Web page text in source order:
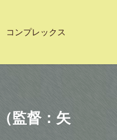
コンプレックス
監督：矢